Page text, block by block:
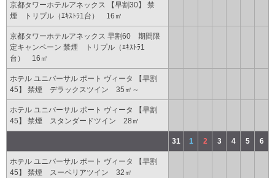
京都タワーホテルアネックス 【早割30】 禁
煙 トリプル（ｴｷｽﾄﾗ1台） 16㎡
京都タワーホテルアネックス 早割60 期間限
定キャンペーン 禁煙 トリプル（ｴｷｽﾄﾗ1
台） 16㎡
ホテル ユニバーサル ポート ヴィータ 【早割
45】 禁煙 デラックスツイン 35㎡～
ホテル ユニバーサル ポート ヴィータ 【早割
45】 禁煙 スタンダードツイン 28㎡
31 1 2 3 4 5 6
ホテル ユニバーサル ポート ヴィータ 【早割
45】 禁煙 スーペリアツイン 32㎡